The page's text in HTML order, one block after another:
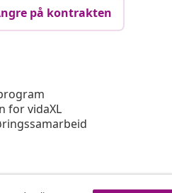
på kontrakten
for vidaXL